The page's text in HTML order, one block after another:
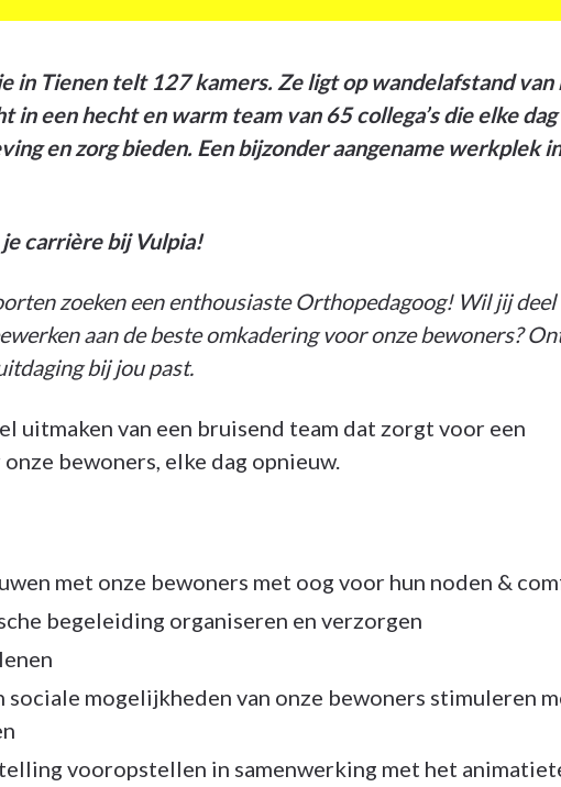
in Tienen telt 127 kamers. Ze ligt op wandelafstand van
een hecht en warm team van 65 collega’s die elke dag
en zorg bieden. Een bijzonder aangename werkplek
carrière bij Vulpia!
zoeken een enthousiaste Orthopedagoog! Wil jij deel
aan de beste omkadering voor onze bewoners?
bij jou past.
uitmaken van een bruisend team dat zorgt voor een
bewoners, elke dag opnieuw.
met onze bewoners met oog voor hun noden &
begeleiding organiseren en verzorgen
sociale mogelijkheden van onze bewoners stimuleren
vooropstellen in samenwerking met het